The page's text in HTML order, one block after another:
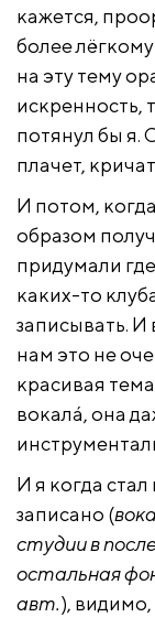
кажется,
более
на эту тему
искренность,
потянул бы я.
плачет,
И потом,
образом
придумали
каких-то
записывать. И
нам это не
красивая
вокалá, она
И я когда
записано (
студии в
остальная
авт.),